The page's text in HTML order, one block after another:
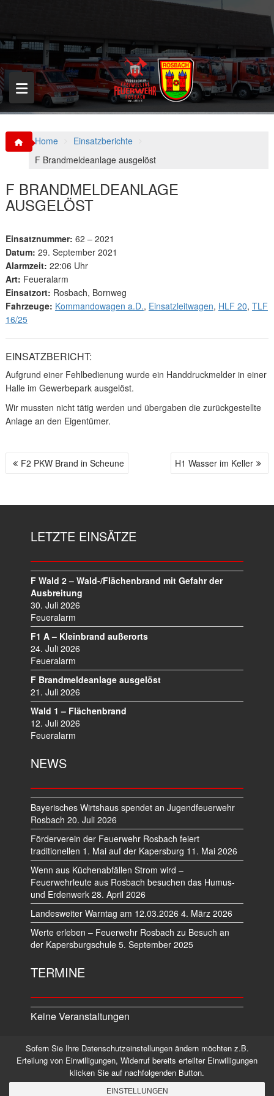
p
o
c
o
n
t
Home
Einsatzberichte
F Brandmeldeanlage ausgelöst
F BRANDMELDEANLAGE
AUSGELÖST
Einsatznummer: 62 – 2021
Datum: 29. September 2021
Alarmzeit: 22:06 Uhr
Art: Feueralarm
Einsatzort: Rosbach, Bornweg
Fahrzeuge: Kommandowagen a.D., Einsatzleitwagen, HLF 20, TLF
16/25
EINSATZBERICHT:
Aufgrund einer Fehlbedienung wurde ein Handdruckmelder in einer
Halle im Gewerbepark ausgelöst.
Wir mussten nicht tätig werden und übergaben die zurückgestellte
Anlage an den Eigentümer.
B F2 PKW Brand in Scheune H1 Wasser im Keller
LETZTE EINSÄTZE
F Wald 2 – Wald-/Flächenbrand mit Gefahr der
Ausbreitung
30. Juli 2026
Feueralarm
F1 A – Kleinbrand außerorts
24. Juli 2026
Feueralarm
F Brandmeldeanlage ausgelöst
21. Juli 2026
Wald 1 – Flächenbrand
12. Juli 2026
Feueralarm
NEWS
Bayerisches Wirtshaus spendet an Jugendfeuerwehr
Rosbach 20. Juli 2026
Förderverein der Feuerwehr Rosbach feiert
traditionellen 1. Mai auf der Kapersburg 11. Mai 2026
Wenn aus Küchenabfällen Strom wird –
Feuerwehrleute aus Rosbach besuchen das Humus-
und Erdenwerk 28. April 2026
Landesweiter Warntag am 12.03.2026 4. März 2026
Werte erleben – Feuerwehr Rosbach zu Besuch an
der Kapersburgschule 5. September 2025
TERMINE
Keine Veranstaltungen
Datenschutz Impressum
©2026 Alle Rechte vorbehalten.
Sofern Sie Ihre Datenschutzeinstellungen ändern möchten z.B.
Erteilung von Einwilligungen, Widerruf bereits erteilter Einwilligungen
klicken Sie auf nachfolgenden Button.
EINSTELLUNGEN